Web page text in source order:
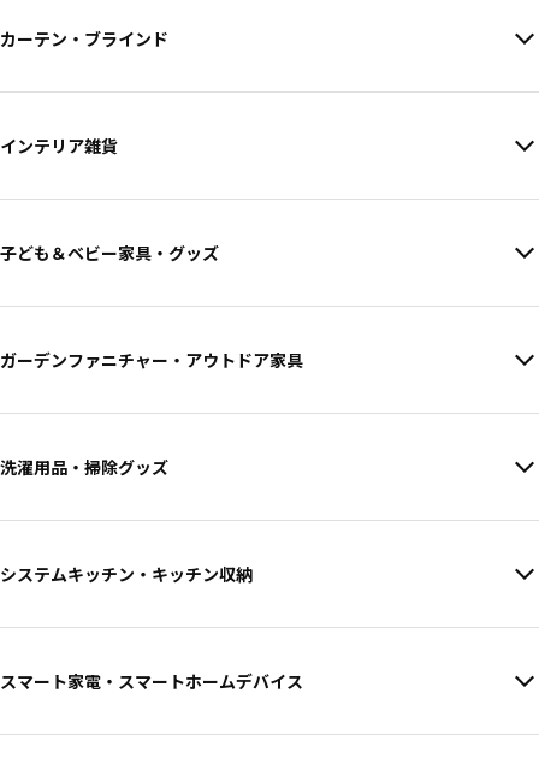
カーテン・ブラインド
インテリア雑貨
子ども＆ベビー家具・グッズ
ガーデンファニチャー・アウトドア家具
洗濯用品・掃除グッズ
システムキッチン・キッチン収納
スマート家電・スマートホームデバイス